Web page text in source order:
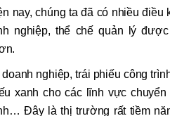
nay, chúng ta đã có nhiều
nghiệp, thể chế quản lý
nghiệp, trái phiếu công
xanh cho các lĩnh vực
Đây là thị trường rất tiềm